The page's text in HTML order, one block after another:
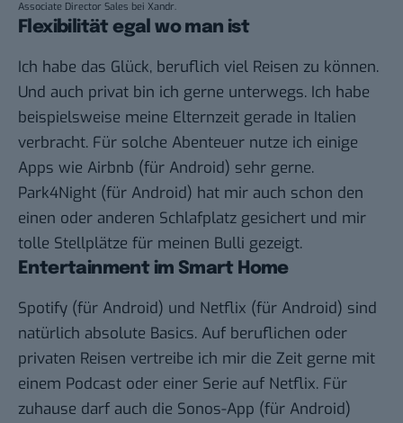
Associate Director Sales bei Xandr.
Flexibilität egal wo man ist
Ich habe das Glück, beruflich viel Reisen zu können.
Und auch privat bin ich gerne unterwegs. Ich habe
beispielsweise meine Elternzeit gerade in Italien
verbracht. Für solche Abenteuer nutze ich einige
Apps wie Airbnb (für Android) sehr gerne.
Park4Night (für Android) hat mir auch schon den
einen oder anderen Schlafplatz gesichert und mir
tolle Stellplätze für meinen Bulli gezeigt.
Entertainment im Smart Home
Spotify (für Android) und Netflix (für Android) sind
natürlich absolute Basics. Auf beruflichen oder
privaten Reisen vertreibe ich mir die Zeit gerne mit
einem Podcast oder einer Serie auf Netflix. Für
zuhause darf auch die Sonos-App (für Android)